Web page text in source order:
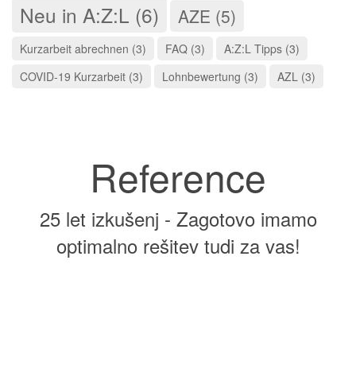
Neu in A:Z:L (6)
AZE (5)
Kurzarbeit abrechnen (3) FAQ (3)
A:Z:L Tipps (3)
COVID-19 Kurzarbeit (3)
Lohnbewertung (3) AZL (3)
Reference
25 let izkušenj - Zagotovo imamo
optimalno rešitev tudi za vas!